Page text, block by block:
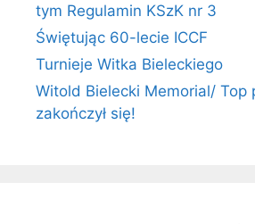
tym Regulamin KSzK nr 3
Świętując 60-lecie ICCF
Turnieje Witka Bieleckiego
Witold Bielecki Memorial/ Top
zakończył się!